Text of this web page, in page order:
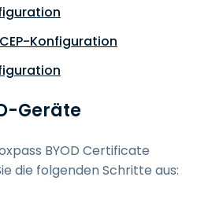
Konfiguration
Geräte
BYOD Certificate
die folgenden Schritte aus: